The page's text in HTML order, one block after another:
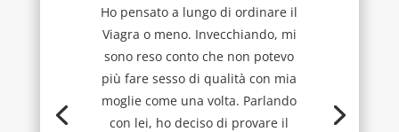
Ho pensato a lungo di ordinare il
Viagra o meno. Invecchiando, mi
sono reso conto che non potevo
più fare sesso di qualità con mia
moglie come una volta. Parlando
con lei, ho deciso di provare il